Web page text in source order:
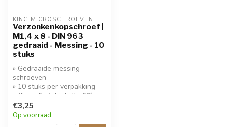
KING MICROSCHROEVEN
Verzonkenkopschroef |
M1,4 x 8 - DIN 963
gedraaid - Messing - 10
stuks
» Gedraaide messing
schroeven
» 10 stuks per verpakking
» Koop 5 stuks krijg 5%
korting!
€3,25
Op voorraad